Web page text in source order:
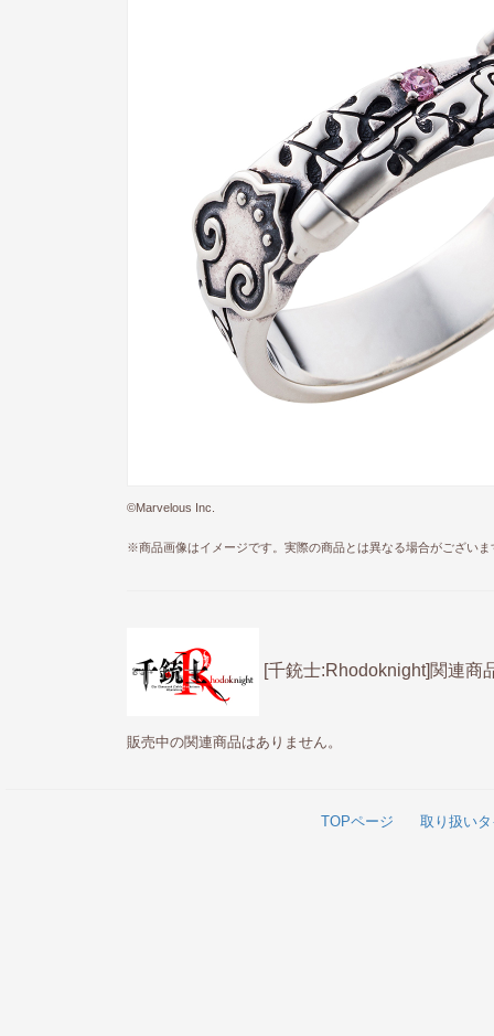
©Marvelous Inc.
※商品画像はイメージです。実際の商品とは異なる場合がございま
[千銃士:Rhodoknight]関連商
販売中の関連商品はありません。
TOPページ 取り扱い